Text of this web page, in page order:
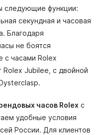
следующие функции:
секундная и часовая
Благодаря
не боятся
с часами Rolex
Rolex Jubilee, с двойной
часов Rolex с
удобные условия
России. Для клиентов